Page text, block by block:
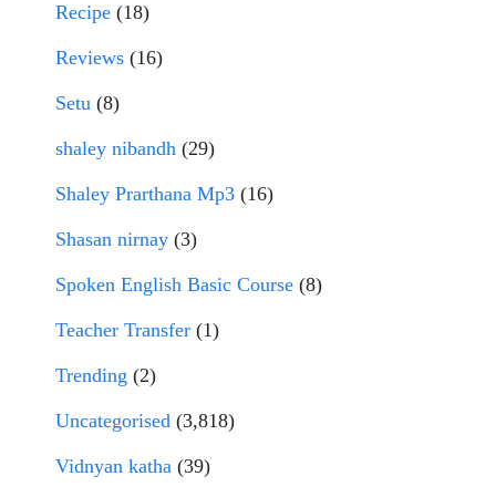
Recipe (18)
Reviews (16)
Setu (8)
shaley nibandh (29)
Shaley Prarthana Mp3 (16)
Shasan nirnay (3)
Spoken English Basic Course (8)
Teacher Transfer (1)
Trending (2)
Uncategorised (3,818)
Vidnyan katha (39)